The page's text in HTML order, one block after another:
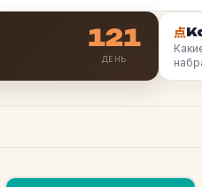
121
ДЕНЬ
点